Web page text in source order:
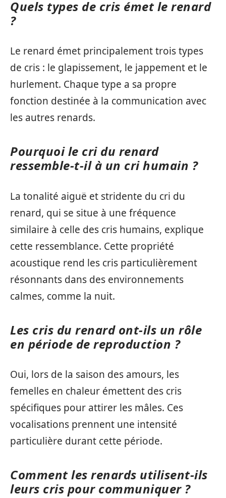
Quels types de cris émet le renard
?
Le renard émet principalement trois types
de cris : le glapissement, le jappement et le
hurlement. Chaque type a sa propre
fonction destinée à la communication avec
les autres renards.
Pourquoi le cri du renard
ressemble-t-il à un cri humain ?
La tonalité aiguë et stridente du cri du
renard, qui se situe à une fréquence
similaire à celle des cris humains, explique
cette ressemblance. Cette propriété
acoustique rend les cris particulièrement
résonnants dans des environnements
calmes, comme la nuit.
Les cris du renard ont-ils un rôle
en période de reproduction ?
Oui, lors de la saison des amours, les
femelles en chaleur émettent des cris
spécifiques pour attirer les mâles. Ces
vocalisations prennent une intensité
particulière durant cette période.
Comment les renards utilisent-ils
leurs cris pour communiquer ?